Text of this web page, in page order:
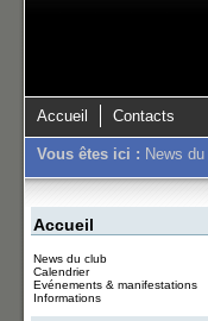
Accueil Contacts
Vous êtes ici : News
Accueil
News du club
Calendrier
Evénements & manifestations
Informations